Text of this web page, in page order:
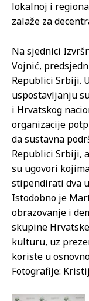
lokalnoj i
zalaže za
Na sjednici
Vojnić,
Republici Srbiji.
uspostavljanju
i Hrvatskog
organizacije
da sustavna
Republici Srbiji,
su ugovori
stipendirati dva
Istodobno je
obrazovanje i
skupine
kulturu, uz
koriste u
Fotografije: